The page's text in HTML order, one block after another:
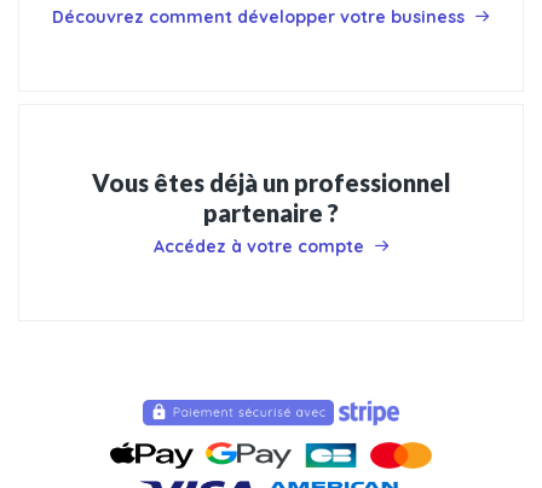
Découvrez comment développer votre business
Vous êtes déjà un professionnel
partenaire ?
Accédez à votre compte